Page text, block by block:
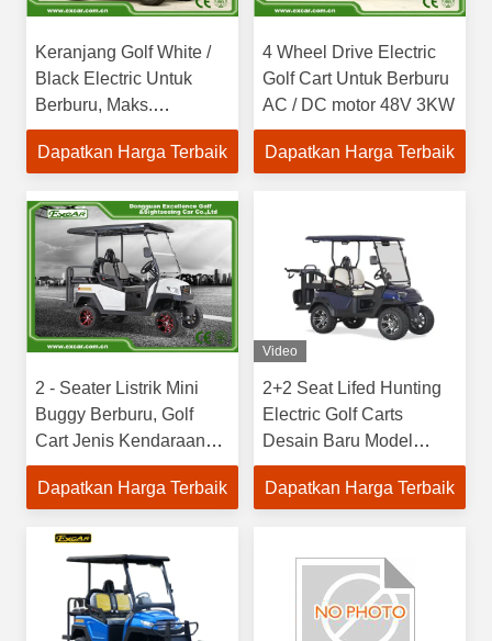
Keranjang Golf White /
Black Electric Untuk
Berburu, Maks.
kecepatan maju 45km /
Dapatkan Harga Terbaik
4 Wheel Drive Electric
Golf Cart Untuk Berburu
AC / DC motor 48V 3KW
Dapatkan Harga Terbaik
2 - Seater Listrik Mini
Buggy Berburu, Golf
Cart Jenis Kendaraan
Ce Disetujui
Dapatkan Harga Terbaik
Video
2+2 Seat Lifed Hunting
Electric Golf Carts
Desain Baru Model
Populer dengan Flip
Flap Kursi Belakang
Dapatkan Harga Terbaik